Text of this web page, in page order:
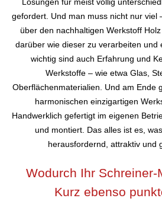
gefordert. Und man muss nicht nur viel
über den nachhaltigen Werkstoff
darüber wie dieser zu verarbeiten und
wichtig sind auch Erfahrung und
Werkstoffe – wie etwa Glas,
Oberflächenmaterialien. Und am Ende
harmonischen einzigartigen
Handwerklich gefertigt im eigenen
und montiert. Das alles ist es,
herausfordernd, attraktiv und
Wodurch Ihr Schreiner-
Kurz ebenso